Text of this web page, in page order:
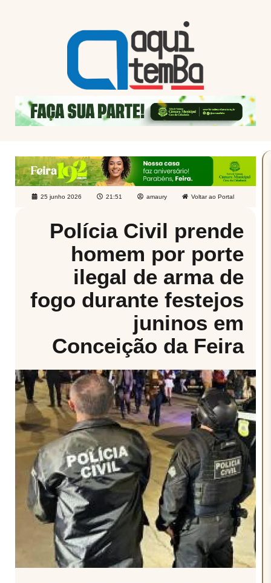
25 junho 2026 21:51 amaury Voltar ao Portal
Polícia Civil prende
homem por porte
ilegal de arma de
fogo durante festejos
juninos em
Conceição da Feira